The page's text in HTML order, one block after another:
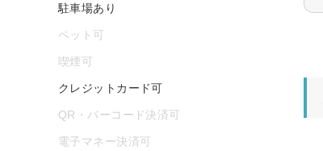
駐車場あり
ペット可
喫煙可
クレジットカード可
QR・バーコード決済可
電子マネー決済可